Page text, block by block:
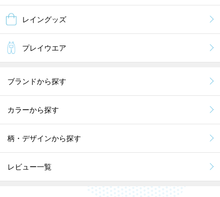
レイングッズ
プレイウエア
ブランドから探す
カラーから探す
柄・デザインから探す
レビュー一覧